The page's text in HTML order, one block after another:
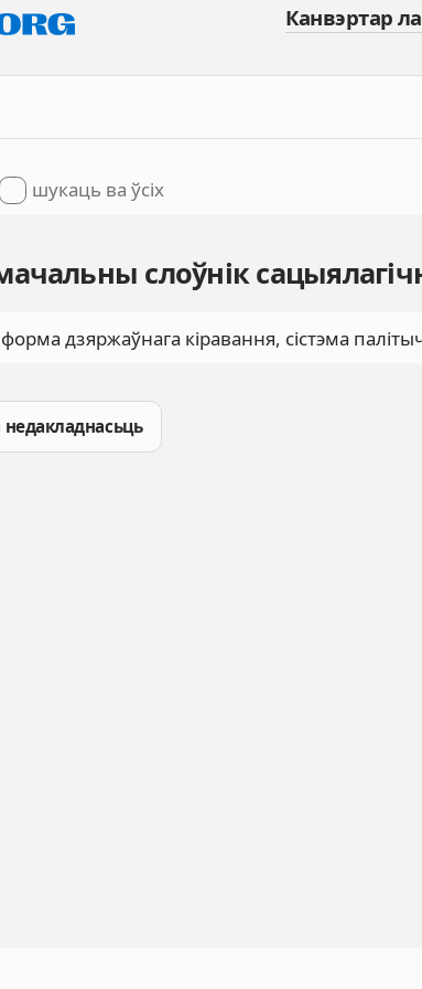
Канвэртар
шукаць ва ўсіх
слоўнік
дзяржаўнага кіравання, сістэма